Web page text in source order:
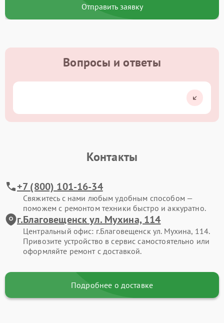
Отправить заявку
Вопросы и ответы
Контакты
+7 (800) 101-16-34
Свяжитесь с нами любым удобным способом —
поможем с ремонтом техники быстро и аккуратно.
г.Благовещенск ул. Мухина, 114
Центральный офис: г.Благовещенск ул. Мухина, 114.
Привозите устройство в сервис самостоятельно или
оформляйте ремонт с доставкой.
Подробнее о доставке